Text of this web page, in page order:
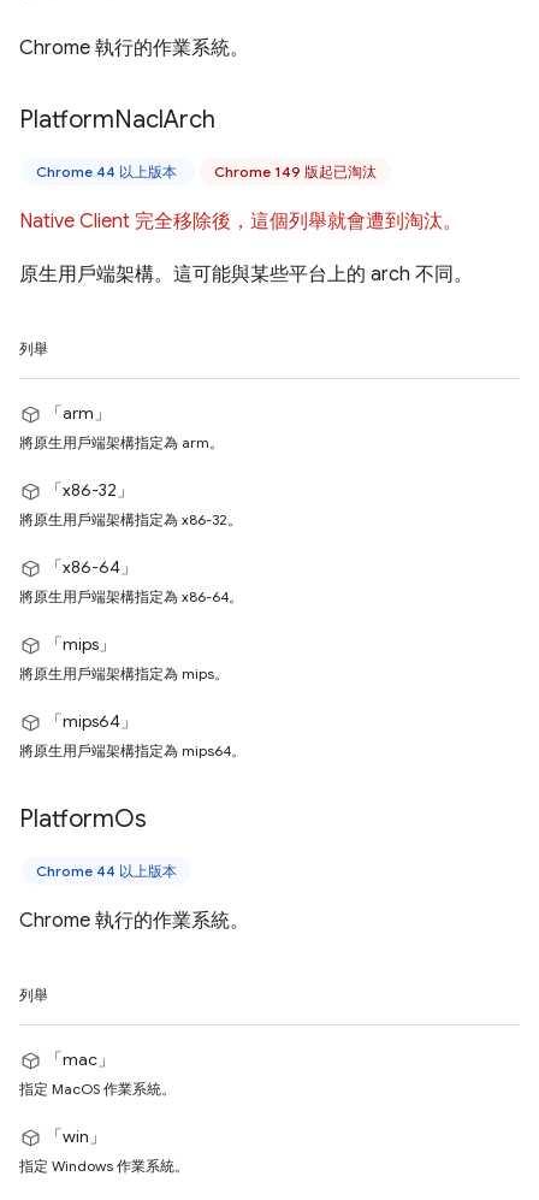
Chrome 執行的作業系統。
PlatformNaclArch
Chrome 44 以上版本 Chrome 149 版起已淘汰
Native Client 完全移除後，這個列舉就會遭到淘汰。
原生用戶端架構。這可能與某些平台上的 arch 不同。
列舉
「arm」
將原生用戶端架構指定為 arm。
「x86-32」
將原生用戶端架構指定為 x86-32。
「x86-64」
將原生用戶端架構指定為 x86-64。
「mips」
將原生用戶端架構指定為 mips。
「mips64」
將原生用戶端架構指定為 mips64。
PlatformOs
Chrome 44 以上版本
Chrome 執行的作業系統。
列舉
「mac」
指定 MacOS 作業系統。
「win」
指定 Windows 作業系統。